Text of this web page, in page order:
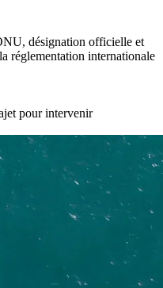
désignation officielle et
réglementation internationale
pour intervenir